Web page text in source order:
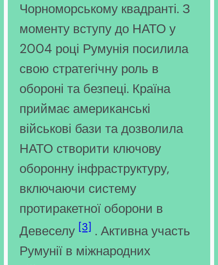
Чорноморському квадранті. З
моменту вступу до НАТО у
2004 році Румунія посилила
свою стратегічну роль в
обороні та безпеці. Країна
приймає американські
військові бази та дозволила
НАТО створити ключову
оборонну інфраструктуру,
включаючи систему
протиракетної оборони в
Девеселу [3] . Активна участь
Румунії в міжнародних